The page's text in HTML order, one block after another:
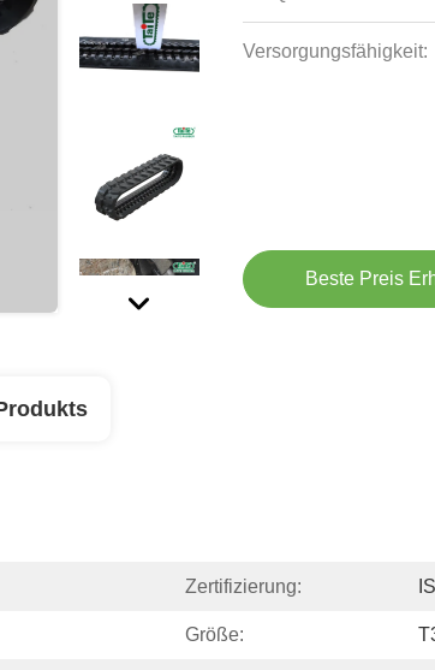
Versorgungsfähigkeit:
Beste Preis
Zertifizierung:
Größe: